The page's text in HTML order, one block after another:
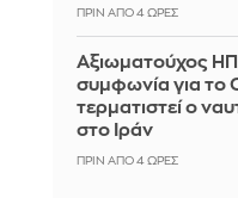
ΠΡΙΝ ΑΠΌ 4 ΏΡΕΣ
Αξιωματούχος
συμφωνία για το
τερματιστεί ο
στο Ιράν
ΠΡΙΝ ΑΠΌ 4 ΏΡΕΣ